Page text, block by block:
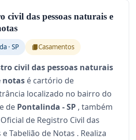
civil das pessoas naturais e
· SP Casamentos
civil das pessoas naturais
notas é cartório de
localizado no bairro do
de Pontalinda - SP , também
de Registro Civil das
Tabelião de Notas . Realiza